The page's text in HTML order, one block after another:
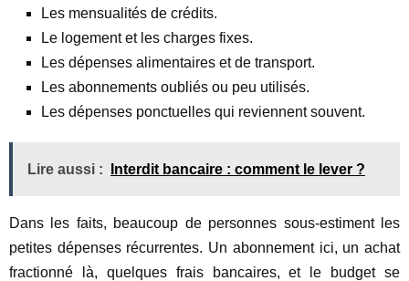
Les mensualités de crédits.
Le logement et les charges fixes.
Les dépenses alimentaires et de transport.
Les abonnements oubliés ou peu utilisés.
Les dépenses ponctuelles qui reviennent souvent.
Lire aussi : Interdit bancaire : comment le lever ?
Dans les faits, beaucoup de personnes sous-estiment les
petites dépenses récurrentes. Un abonnement ici, un achat
fractionné là, quelques frais bancaires, et le budget se